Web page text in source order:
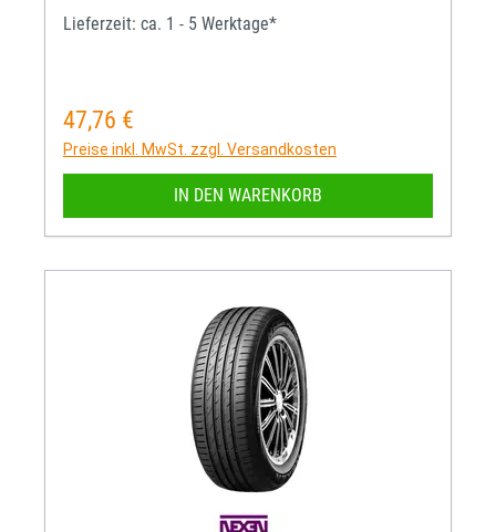
Lieferzeit: ca. 1 - 5 Werktage*
Regulärer Preis:
47,76 €
Preise inkl. MwSt. zzgl. Versandkosten
IN DEN WARENKORB